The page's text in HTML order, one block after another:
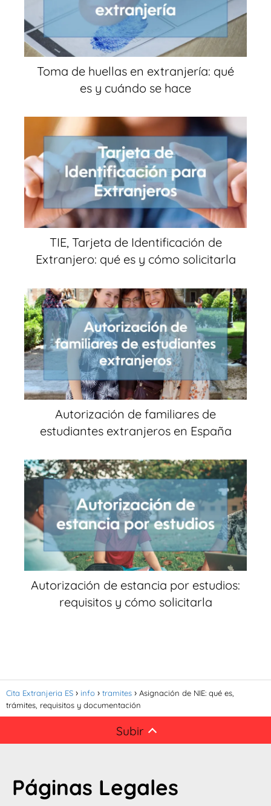
Toma de huellas en extranjería: qué
es y cuándo se hace
TIE, Tarjeta de Identificación de
Extranjero: qué es y cómo solicitarla
Autorización de familiares de
estudiantes extranjeros en España
Autorización de estancia por estudios:
requisitos y cómo solicitarla
Cita Extranjeria ES info tramites
Asignación de NIE: qué es,
trámites, requisitos y documentación
Subir
Páginas Legales